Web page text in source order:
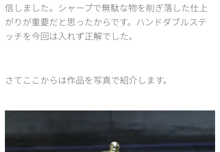
信しました。シャープで無駄な物を削ぎ落した仕上
がりが重要だと思ったからです。ハンドダブルステ
ッチを今回は入れず正解でした。
さてここからは作品を写真で紹介します。